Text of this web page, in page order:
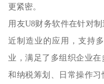
更紧密。
用友U8财务软件在针对
近制造业的应用，支持
业，满足了多组织企业
和纳税筹划、日常操作